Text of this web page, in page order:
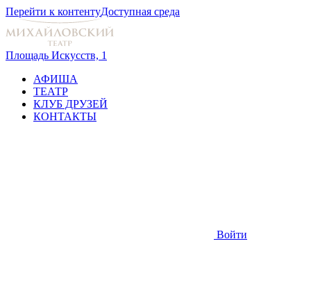
Перейти к контентуДоступная среда
Площадь Искусств, 1
АФИША
ТЕАТР
КЛУБ ДРУЗЕЙ
КОНТАКТЫ
Войти